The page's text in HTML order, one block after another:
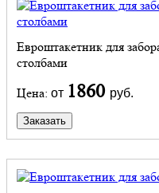
Евроштакетник для
столбами
Цена: от 1860 руб.
Заказать